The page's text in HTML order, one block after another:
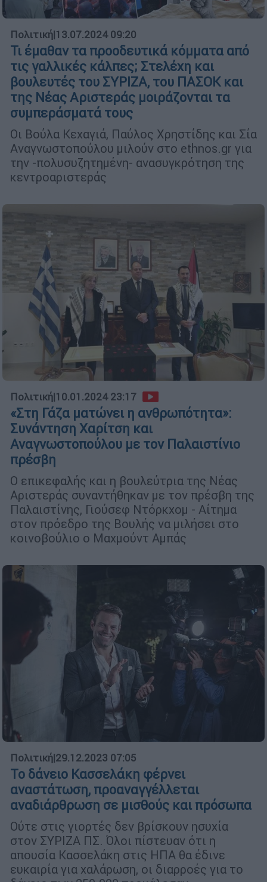
Πολιτική|13.07.2024 09:20
Τι έμαθαν τα προοδευτικά κόμματα από
τις γαλλικές κάλπες; Στελέχη και
βουλευτές του ΣΥΡΙΖΑ, του ΠΑΣΟΚ και
της Νέας Αριστεράς μοιράζονται τα
συμπεράσματά τους
Οι Βούλα Κεχαγιά, Παύλος Χρηστίδης και Σία
Αναγνωστοπούλου μιλούν στο ethnos.gr για
την -πολυσυζητημένη- ανασυγκρότηση της
κεντροαριστεράς
Πολιτική|10.01.2024 23:17
«Στη Γάζα ματώνει η ανθρωπότητα»:
Συνάντηση Χαρίτση και
Αναγνωστοπούλου με τον Παλαιστίνιο
πρέσβη
Ο επικεφαλής και η βουλεύτρια της Νέας
Αριστεράς συναντήθηκαν με τον πρέσβη της
Παλαιστίνης, Γιούσεφ Ντόρκχομ - Αίτημα
στον πρόεδρο της Βουλής να μιλήσει στο
κοινοβούλιο ο Μαχμούντ Αμπάς
Πολιτική|29.12.2023 07:05
Το δάνειο Κασσελάκη φέρνει
αναστάτωση, προαναγγέλλεται
αναδιάρθρωση σε μισθούς και πρόσωπα
Ούτε στις γιορτές δεν βρίσκουν ησυχία
στον ΣΥΡΙΖΑ ΠΣ. Όλοι πίστευαν ότι η
απουσία Κασσελάκη στις ΗΠΑ θα έδινε
ευκαιρία για χαλάρωση, οι διαρροές για το